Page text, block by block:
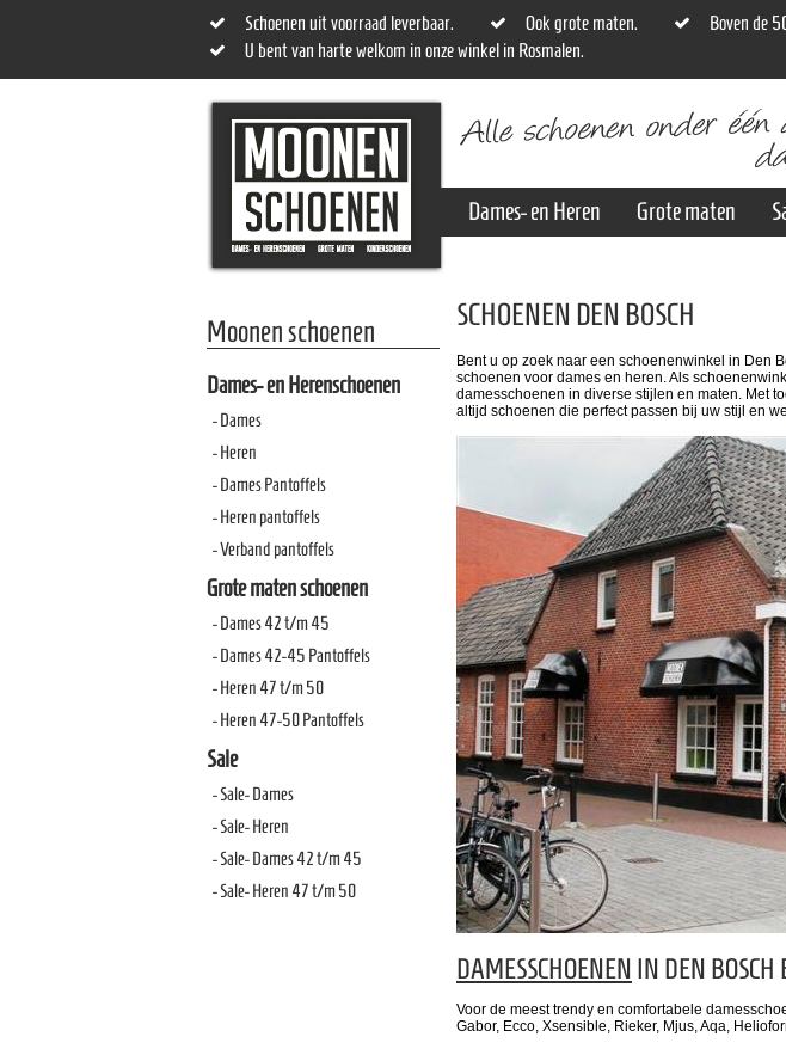
Schoenen uit voorraad leverbaar. Ook grote maten.
Boven de
U bent van harte welkom in onze winkel in Rosmalen.
Dames- en Heren Grote maten
Moonen schoenen
Dames- en Herenschoenen
- Dames
- Heren
- Dames Pantoffels
- Heren pantoffels
- Verband pantoffels
Grote maten schoenen
- Dames 42 t/m 45
- Dames 42-45 Pantoffels
- Heren 47 t/m 50
- Heren 47-50 Pantoffels
Sale
- Sale- Dames
- Sale- Heren
- Sale- Dames 42 t/m 45
- Sale- Heren 47 t/m 50
SCHOENEN DEN BOSCH
Bent u op zoek naar een schoenenwinkel in Den
schoenen voor dames en heren. Als
damesschoenen in diverse stijlen en maten. Met
altijd schoenen die perfect passen bij uw stijl en
DAMESSCHOENEN IN DEN BOSCH
Voor de meest trendy en comfortabele
Gabor, Ecco, Xsensible, Rieker, Mjus, Aqa,